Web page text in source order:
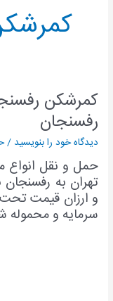
کمرشکن
رفسنجان
دیدگاه‌ خود را بنویسید /
حمل و نقل انواع
تهران به رفسنجان
و ارزان قیمت
سرمایه و محموله
کمرشکن
رفسنجان
|
کمرشکن
تهران
به
رفسنجان